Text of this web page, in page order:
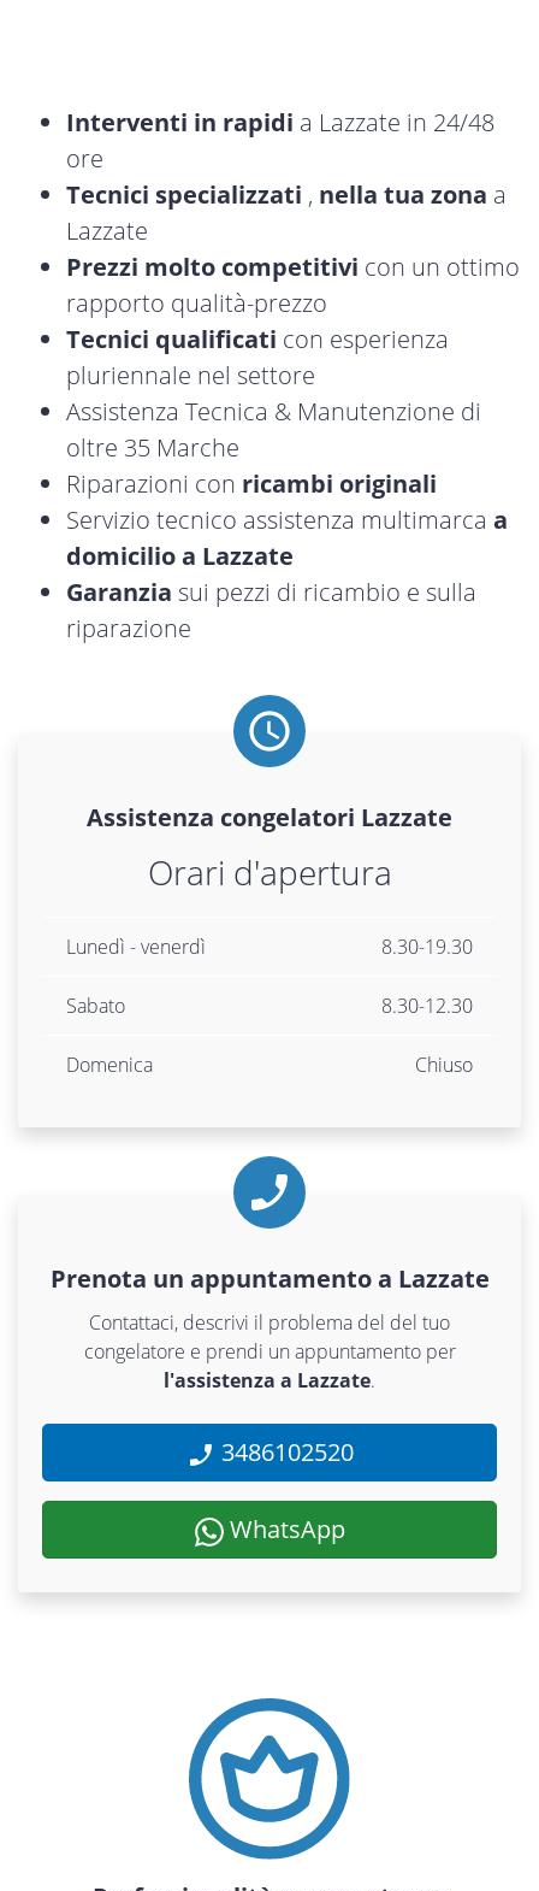
Interventi in rapidi a Lazzate in 24/48
ore
Tecnici specializzati , nella tua zona a
Lazzate
Prezzi molto competitivi con un ottimo
rapporto qualità-prezzo
Tecnici qualificati con esperienza
pluriennale nel settore
Assistenza Tecnica & Manutenzione di
oltre 35 Marche
Riparazioni con ricambi originali
Servizio tecnico assistenza multimarca a
domicilio a Lazzate
Garanzia sui pezzi di ricambio e sulla
riparazione
Assistenza congelatori Lazzate
Orari d'apertura
Lunedì - venerdì 8.30-19.30
Sabato 8.30-12.30
Domenica Chiuso
Prenota un appuntamento a Lazzate
Contattaci, descrivi il problema del del tuo
congelatore e prendi un appuntamento per
l'assistenza a Lazzate.
3486102520
WhatsApp